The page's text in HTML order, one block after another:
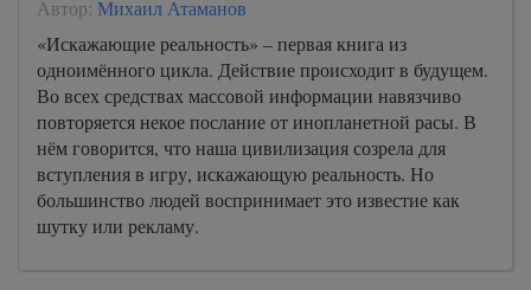
Автор: Михаил Атаманов
«Искажающие реальность» – первая книга из
одноимённого цикла. Действие происходит в будущем.
Во всех средствах массовой информации навязчиво
повторяется некое послание от инопланетной расы. В
нём говорится, что наша цивилизация созрела для
вступления в игру, искажающую реальность. Но
большинство людей воспринимает это известие как
шутку или рекламу.